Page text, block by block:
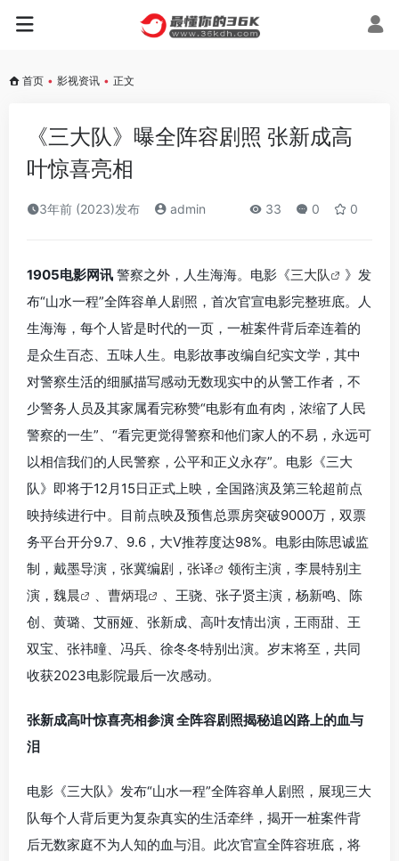
首页 • 影视资讯 • 正文
《三大队》曝全阵容剧照 张新成高
叶惊喜亮相
3年前 (2023)发布 admin 33 0 0
1905电影网讯 警察之外，人生海海。电影《三大队
》发
布“山水一程”全阵容单人剧照，首次官宣电影完整班底。人
生海海，每个人皆是时代的一页，一桩案件背后牵连着的
是众生百态、五味人生。电影故事改编自纪实文学，其中
对警察生活的细腻描写感动无数现实中的从警工作者，不
少警务人员及其家属看完称赞“电影有血有肉，浓缩了人民
警察的一生”、“看完更觉得警察和他们家人的不易，永远可
以相信我们的人民警察，公平和正义永存”。电影《三大
队》即将于12月15日正式上映，全国路演及第三轮超前点
映持续进行中。目前点映及预售总票房突破9000万，双票
务平台开分9.7、9.6，大V推荐度达98%。电影由陈思诚监
制，戴墨导演，张冀编剧， 张译
领衔主演，李晨特别主
演， 魏晨 、 曹炳琨
、王骁、张子贤主演，杨新鸣、陈
创、黄璐、艾丽娅、张新成、高叶友情出演，王雨甜、王
双宝、张祎曈、冯兵、徐冬冬特别出演。岁末将至，共同
收获2023电影院最后一次感动。
张新成高叶惊喜亮相参演 全阵容剧照揭秘追凶路上的血与
泪
电影《三大队》发布“山水一程”全阵容单人剧照，展现三大
队每个人背后更为复杂真实的生活牵绊，揭开一桩案件背
后无数家庭不为人知的血与泪。此次官宣全阵容班底，将